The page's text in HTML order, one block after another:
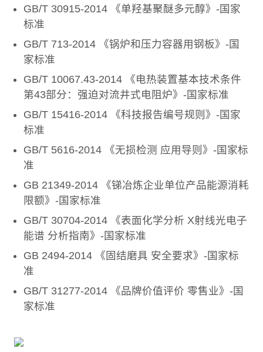
GB/T 30915-2014 《单羟基聚醚多元醇》-国家
标准
GB/T 713-2014 《锅炉和压力容器用钢板》-国
家标准
GB/T 10067.43-2014 《电热装置基本技术条件
第43部分：强迫对流井式电阻炉》-国家标准
GB/T 15416-2014 《科技报告编号规则》-国家
标准
GB/T 5616-2014 《无损检测 应用导则》-国家标
准
GB 21349-2014 《锑冶炼企业单位产品能源消耗
限额》-国家标准
GB/T 30704-2014 《表面化学分析 X射线光电子
能谱 分析指南》-国家标准
GB 2494-2014 《固结磨具 安全要求》-国家标
准
GB/T 31277-2014 《品牌价值评价 零售业》-国
家标准